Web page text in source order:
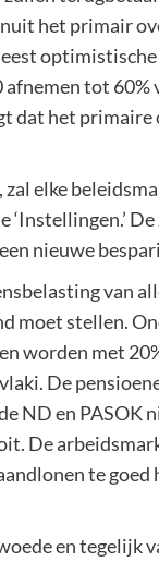
het primair
optimistische
tot
dat het
elke
nieuwe
van
moet stellen.
worden met
De
ND en PASOK
De
te
en tegelijk